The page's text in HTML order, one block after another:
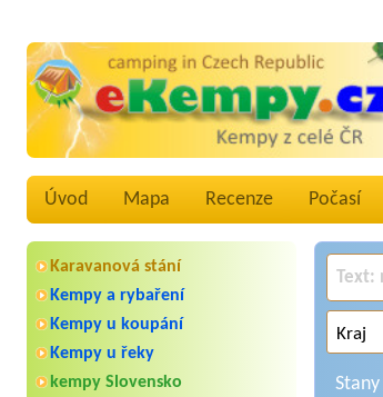
Úvod Mapa Recenze Počasí
Karavanová stání
Kempy a rybaření
Kempy u koupání
Kempy u řeky
kempy Slovensko
Stany